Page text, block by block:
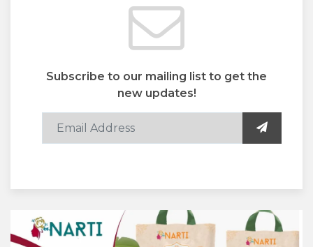
Subscribe to our mailing list to get the
new updates!